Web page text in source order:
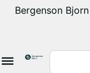
Bergenson